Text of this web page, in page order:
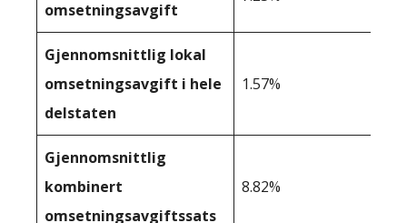
omsetningsavgift
Gjennomsnittlig lokal
omsetningsavgift i hele
delstaten
1.57%
Gjennomsnittlig
kombinert
omsetningsavgiftssats
8.82%